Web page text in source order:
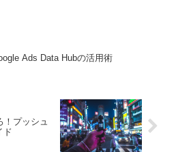
Ads Data Hubの活用術
プッシュ
ド